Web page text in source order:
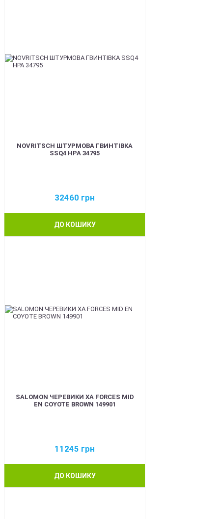
NOVRITSCH ШТУРМОВА ГВИНТІВКА
SSQ4 HPA 34795
32460 грн
ДО КОШИКУ
SALOMON ЧЕРЕВИКИ XA FORCES MID
EN COYOTE BROWN 149901
11245 грн
ДО КОШИКУ